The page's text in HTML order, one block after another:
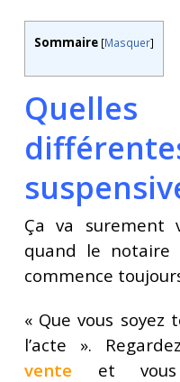
Sommaire [Masquer]
Ça va surement
quand le notaire
commence
« Que vous
l’acte ».
vente
et